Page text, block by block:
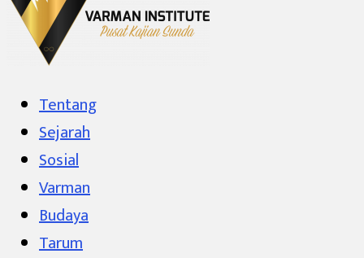
Varman Institute
Pusat Kajian Sunda
Tentang
Sejarah
Sosial
Varman
Budaya
Tarum